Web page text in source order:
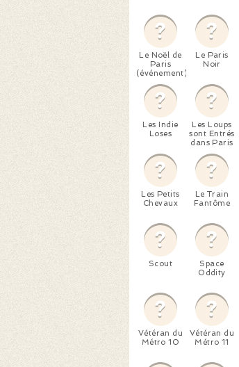
Le Noël de
Paris
(événement)
Le Paris
Noir
Les Indie
Loses
Les Loups
sont Entrés
dans Paris
Les Petits
Chevaux
Le Train
Fantôme
Scout
Space
Oddity
Vétéran du
Métro 10
Vétéran du
Métro 11